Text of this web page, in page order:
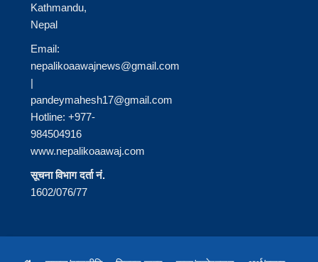
Kathmandu,
Nepal
Email:
nepalikoaawajnews@gmail.com
|
pandeymahesh17@gmail.com
Hotline: +977-
984504916
www.nepalikoaawaj.com
सूचना विभाग दर्ता नं.
1602/076/77